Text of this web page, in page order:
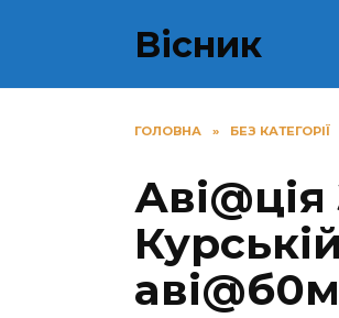
Вісник
ГОЛОВНА » БЕЗ КАТЕГОРІЇ